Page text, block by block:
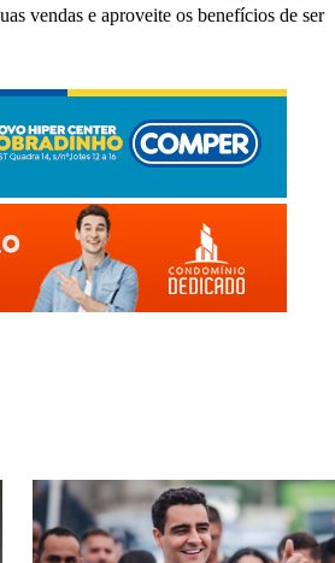
vendas e aproveite os benefícios de ser